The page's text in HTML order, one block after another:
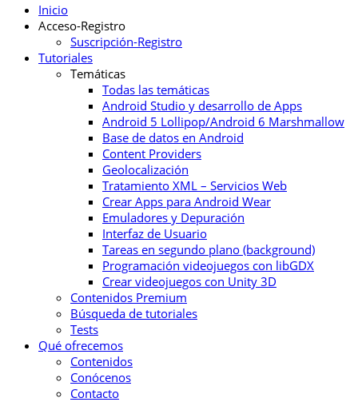
Inicio
Acceso-Registro
Suscripción-Registro
Tutoriales
Temáticas
Todas las temáticas
Android Studio y desarrollo de Apps
Android 5 Lollipop/Android 6 Marshmallow
Base de datos en Android
Content Providers
Geolocalización
Tratamiento XML – Servicios Web
Crear Apps para Android Wear
Emuladores y Depuración
Interfaz de Usuario
Tareas en segundo plano (background)
Programación videojuegos con libGDX
Crear videojuegos con Unity 3D
Contenidos Premium
Búsqueda de tutoriales
Tests
Qué ofrecemos
Contenidos
Conócenos
Contacto